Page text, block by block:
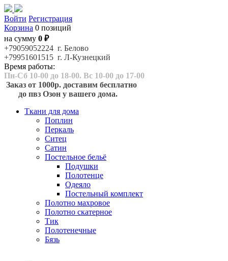
Войти Регистрация
Корзина 0 позиций
на сумму 0 ₽
+79059052224 г. Белово
+79951601515 г. Л-Кузнецкий
Время работы:
Пн-Сб 10-00 до 18-00. Вс 10-00 до 17-00
Заказ от 1000р. доставим бесплатно
до пвз Озон у вашего дома.
Ткани для дома
Поплин
Перкаль
Ситец
Сатин
Постельное бельё
Подушки
Полотенце
Одеяло
Постельный комплект
Полотно махровое
Полотно скатерное
Тик
Полотенечные
Бязь